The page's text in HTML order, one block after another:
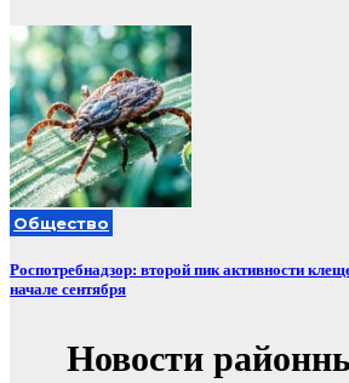
Общество
Роспотребнадзор: второй пик активности
начале сентября